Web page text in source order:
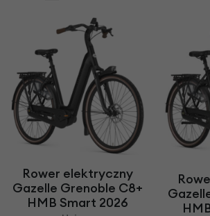
Rower elektryczny
Gazelle Grenoble C8+
HMB Smart 2026